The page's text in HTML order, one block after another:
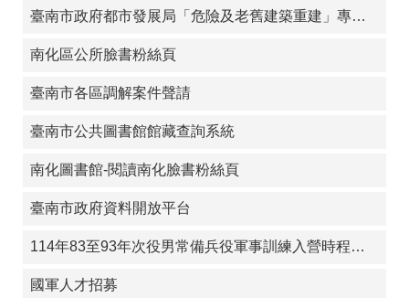
臺南市政府都市發展局「危險及老舊建築重建」專屬網站
南化區公所臉書粉絲頁
臺南市各區調解案件聲請
臺南市公共圖書館館藏查詢系統
南化圖書館-閱讀南化臉書粉絲頁
臺南市政府資料開放平台
114年83至93年次役男常備兵役軍事訓練入營時程申請須知
國軍人才招募